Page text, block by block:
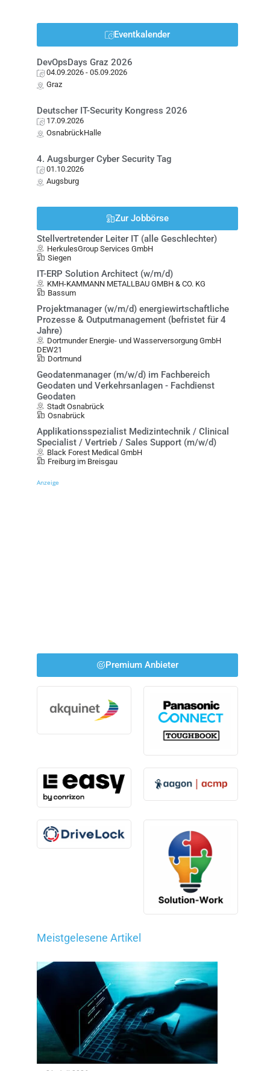
Eventkalender
DevOpsDays Graz 2026
04.09.2026- 05.09.2026
Graz
Deutscher IT-Security Kongress 2026
17.09.2026
OsnabrückHalle
4. Augsburger Cyber Security Tag
01.10.2026
Augsburg
Zur Jobbörse
Stellvertretender Leiter IT (alle Geschlechter)
HerkulesGroup Services GmbH
Siegen
IT-ERP Solution Architect (w/m/d)
KMH-KAMMANN METALLBAU GMBH & CO. KG
Bassum
Projektmanager (w/m/d) energiewirtschaftliche
Prozesse & Outputmanagement (befristet für 4
Jahre)
Dortmunder Energie- und Wasserversorgung GmbH
DEW21
Dortmund
Geodatenmanager (m/w/d) im Fachbereich
Geodaten und Verkehrsanlagen - Fachdienst
Geodaten
Stadt Osnabrück
Osnabrück
Applikationsspezialist Medizintechnik / Clinical
Specialist / Vertrieb / Sales Support (m/w/d)
Black Forest Medical GmbH
Freiburg im Breisgau
Anzeige
Premium Anbieter
Meistgelesene Artikel